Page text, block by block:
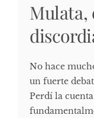
Mulata,
No hace
un fuerte
Perdí la cuenta